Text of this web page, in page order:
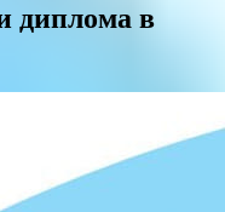
диплома в